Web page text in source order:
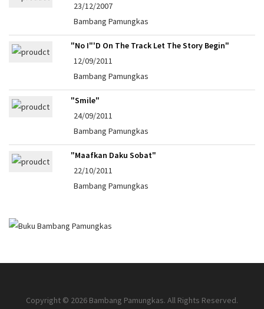
23/12/2007
Bambang Pamungkas
"No I"'d On The Track Let The Story Begin"
12/09/2011
Bambang Pamungkas
"Smile"
24/09/2011
Bambang Pamungkas
"Maafkan Daku Sobat"
22/10/2011
Bambang Pamungkas
Copyright © 2026 Bambang Pamungkas. All Rights Reserved.